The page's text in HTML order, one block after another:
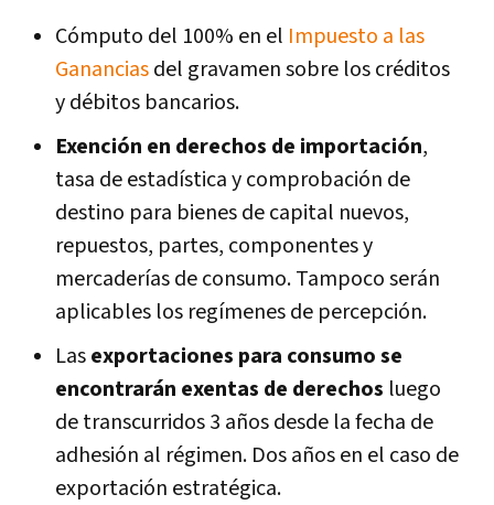
Cómputo del 100% en el Impuesto a las
Gananciasdel gravamen sobre los créditos
y débitos bancarios.
Exención en derechos de importación,
tasa de estadística y comprobación de
destino para bienes de capital nuevos,
repuestos, partes, componentes y
mercaderías de consumo. Tampoco serán
aplicables los regímenes de percepción.
Lasexportaciones para consumo se
encontrarán exentas de derechos luego
de transcurridos 3 años desde la fecha de
adhesión al régimen. Dos años en el caso de
exportación estratégica.